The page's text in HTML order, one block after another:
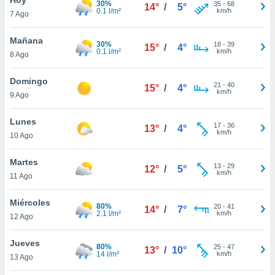
en
más
nuestra
de
cookies
aceptar
7 Ago
30%
0.1 l/m²
14° / 5° 35- 68
km/h
Mañana
8 Ago
30%
0.1 l/m²
15° / 4° 18- 39
km/h
Domingo
9 Ago
15° / 4° 21 - 40
km/h
Lunes
10 Ago
13° / 4° 17- 36
km/h
Martes
11 Ago
12° / 5° 13- 29
km/h
Miércoles
12 Ago
80%
2.1 l/m²
14° / 7° 20- 41
km/h
Jueves
13 Ago
80%
14 l/m²
13° / 10° 25- 47
km/h